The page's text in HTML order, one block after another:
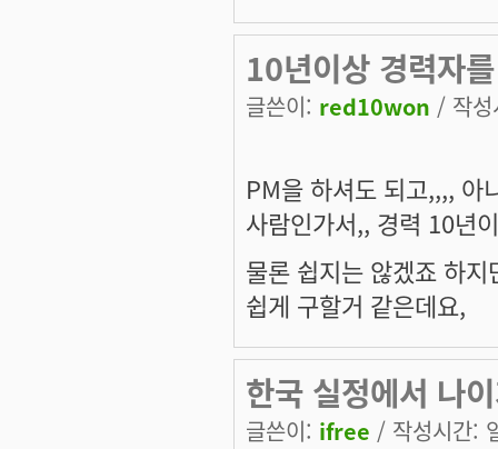
10년이상 경력자
글쓴이: red10won / 작
PM을 하셔도 되고,,,, 아
사람인가서,, 경력 10년
물론 쉽지는 않겠죠 하
쉽게 구할거 같은데요,
한국 실정에서 나
글쓴이: ifree / 작성시간: